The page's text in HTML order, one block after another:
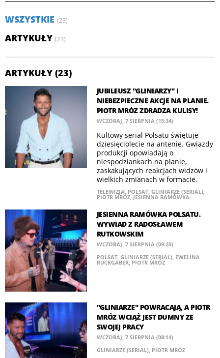
WSZYSTKIE (23)
ARTYKUŁY (23)
ARTYKUŁY (23)
JUBILEUSZ "GLINIARZY" I
NIEBEZPIECZNE AKCJE NA PLANIE.
PIOTR MRÓZ ZDRADZA KULISY!
WCZORAJ, 7 SIERPNIA (15:34)
Kultowy serial Polsatu świętuje
dziesięciolecie na antenie. Gwiazdy
produkcji opowiadają o
niespodziankach na planie,
zaskakujących reakcjach widzów i
wielkich zmianach w formacie.
TELEWIZJA, POLSAT, GLINIARZE (SERIAL),
PIOTR MRÓZ, JESIENNA RAMÓWKA
JESIENNA RAMÓWKA POLSATU.
WYWIAD Z RADOSŁAWEM
RUTKOWSKIM
WCZORAJ, 7 SIERPNIA (09:20)
POLSAT, GLINIARZE (SERIAL), EWELINA
RUCKGABER, PIOTR MRÓZ
"GLINIARZE" POWRACAJĄ, A PIOTR
MRÓZ WCIĄŻ JEST DUMNY ZE
SWOJEJ PRACY
WCZORAJ, 7 SIERPNIA (08:14)
GLINIARZE (SERIAL), PIOTR MRÓZ